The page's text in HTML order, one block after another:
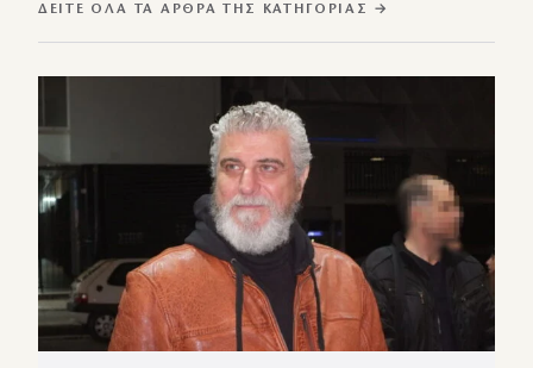
ΔΕΊΤΕ ΌΛΑ ΤΑ ΆΡΘΡΑ ΤΗΣ ΚΑΤΗΓΟΡΊΑΣ →